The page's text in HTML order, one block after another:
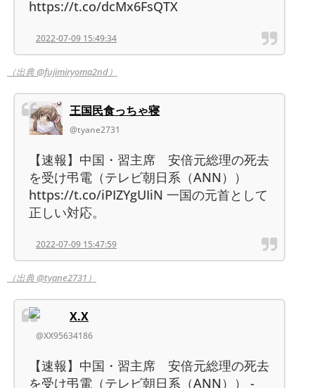
https://t.co/dcMx6FsQTX
2022-07-09 15:49:34
（出典 @fujimiryoma2nd）
王国民食っちゃ寝
@tyane2731
【速報】中国・習主席 安倍元総理の死去
を受け弔電（テレビ朝日系（ANN））
https://t.co/iPIZYgUIiN 一国の元首として
正しい対応。
2022-07-09 15:47:59
（出典 @tyane2731）
X.X
@XX95634186
【速報】中国・習主席 安倍元総理の死去
を受け弔電（テレビ朝日系（ANN）） -